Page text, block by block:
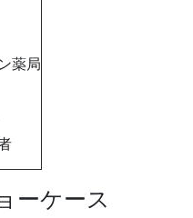
薬局
ーケース